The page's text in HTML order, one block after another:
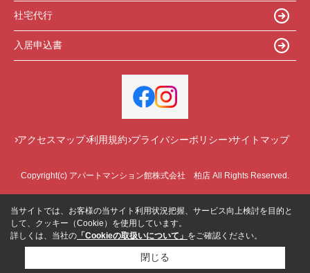
社宅代行
入居申込書
アクセスマップ 利用規約 プライバシーポリシー サイトマップ
Copyright(c) アパートマンション館株式会社 柏店 All Rights Reserved.
当サイトでは、お客様の当サイト利用状況把握、サービス向上検討を目的と
して、クッキー（Cookie）を使用しています。
詳しくは、当社の 「Cookieの取扱いについて」 をご確認ください。
閉じる